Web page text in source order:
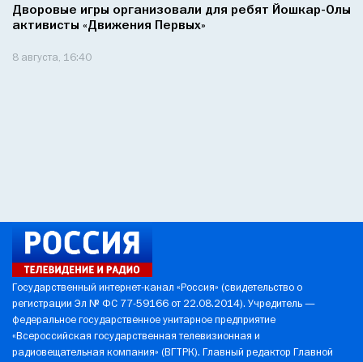
Дворовые игры организовали для ребят Йошкар-Олы
активисты «Движения Первых»
8 августа, 16:40
Государственный интернет-канал «Россия» (свидетельство о
регистрации Эл № ФС 77-59166 от 22.08.2014). Учредитель —
федеральное государственное унитарное предприятие
«Всероссийская государственная телевизионная и
радиовещательная компания» (ВГТРК). Главный редактор Главной